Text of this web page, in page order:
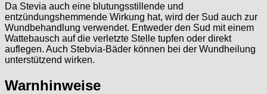
Da Stevia auch eine blutungsstillende und
entzündungshemmende Wirkung hat, wird der Sud auch zur
Wundbehandlung verwendet. Entweder den Sud mit einem
Wattebausch auf die verletzte Stelle tupfen oder direkt
auflegen. Auch Stebvia-Bäder können bei der Wundheilung
unterstützend wirken.
Warnhinweise